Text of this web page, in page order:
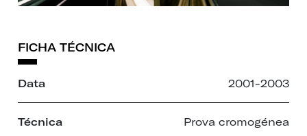
FICHA TÉCNICA
Data 2001-2003
Técnica Prova cromogénea